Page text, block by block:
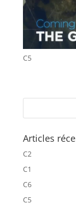
C5
Articles
C2
C1
C6
C5